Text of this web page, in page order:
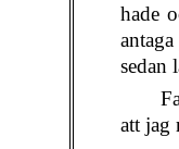
hade
sedan
att jag